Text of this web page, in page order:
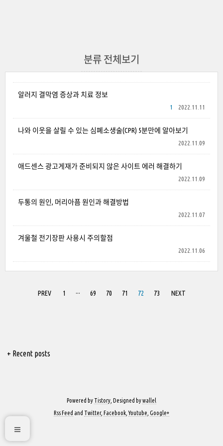
분류 전체보기
알러지 결막염 증상과 치료 정보
2022.11.11
1
나와 이웃을 살릴 수 있는 심폐소생술(CPR) 5분만에 알아보기
2022.11.09
애드센스 광고게재가 준비되지 않은 사이트 에러 해결하기
2022.11.09
두통의 원인, 머리아픔 원인과 해결방법
2022.11.07
겨울철 전기장판 사용시 주의할점
2022.11.06
PREV 1 ··· 69 70 71 72 73 NEXT
+ Recent posts
Powered by Tistory , Designed bywallel
Rss Feed and Twitter, Facebook ,Youtube Google+